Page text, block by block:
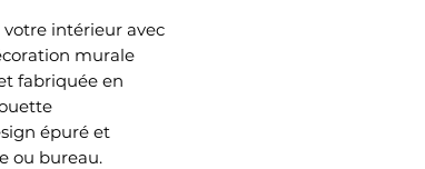
intérieur avec
murale
fabriquée en
épuré et
ou bureau.